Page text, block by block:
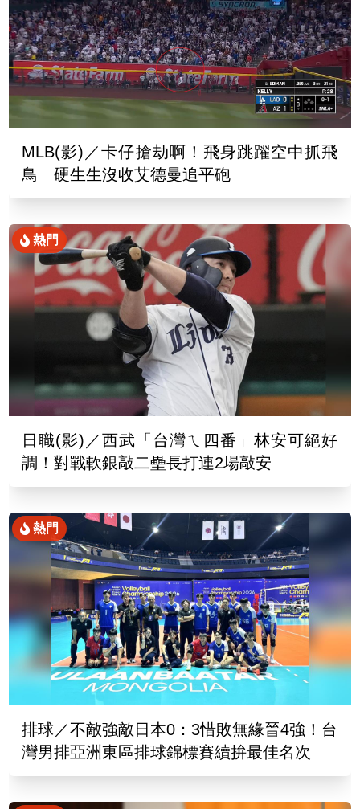
MLB(影)／卡仔搶劫啊！飛身跳躍空中抓飛
鳥 硬生生沒收艾德曼追平砲
熱門
日職(影)／西武「台灣ㄟ四番」林安可絕好
調！對戰軟銀敲二壘長打連2場敲安
熱門
排球／不敵強敵日本0：3惜敗無緣晉4強！台
灣男排亞洲東區排球錦標賽續拚最佳名次